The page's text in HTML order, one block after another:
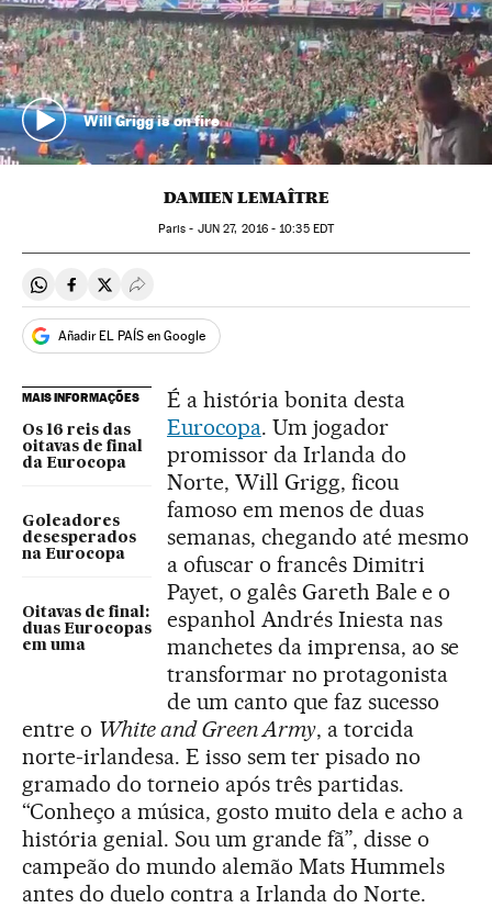
Will Grigg is on fire
DAMIEN LEMAÎTRE
Paris - JUN 27, 2016 - 10:35EDT
Compartir en Whatsapp
Compartir en Facebook
Compartir en Twitter
Desplegar Redes Sociales
Añadir EL PAÍS en Google
MAIS INFORMAÇÕES
Os 16 reis das
oitavas de final
da Eurocopa
Goleadores
desesperados
na Eurocopa
Oitavas de final:
duas Eurocopas
em uma
É a história bonita desta
Eurocopa. Um jogador
promissor da Irlanda do
Norte, Will Grigg, ficou
famoso em menos de duas
semanas, chegando até mesmo
a ofuscar o francês Dimitri
Payet, o galês Gareth Bale e o
espanhol Andrés Iniesta nas
manchetes da imprensa, ao se
transformar no protagonista
de um canto que faz sucesso
entre o White and Green Army, a torcida
norte-irlandesa. E isso sem ter pisado no
gramado do torneio após três partidas.
“Conheço a música, gosto muito dela e acho a
história genial. Sou um grande fã”, disse o
campeão do mundo alemão Mats Hummels
antes do duelo contra a Irlanda do Norte.